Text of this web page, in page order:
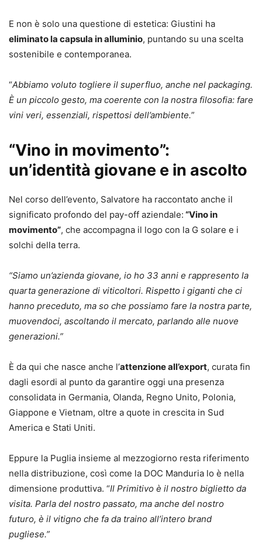
E non è solo una questione di estetica: Giustini ha
eliminato la capsula in alluminio, puntando su una scelta
sostenibile e contemporanea.
“Abbiamo voluto togliere il superfluo, anche nel packaging.
È un piccolo gesto, ma coerente con la nostra filosofia: fare
vini veri, essenziali, rispettosi dell’ambiente.”
“Vino in movimento”:
un’identità giovane e in ascolto
Nel corso dell’evento, Salvatore ha raccontato anche il
significato profondo del pay-off aziendale: “Vino in
movimento”, che accompagna il logo con la G solare e i
solchi della terra.
“Siamo un’azienda giovane, io ho 33 anni e rappresento la
quarta generazione di viticoltori. Rispetto i giganti che ci
hanno preceduto, ma so che possiamo fare la nostra parte,
muovendoci, ascoltando il mercato, parlando alle nuove
generazioni.”
È da qui che nasce anche l’attenzione all’export, curata fin
dagli esordi al punto da garantire oggi una presenza
consolidata in Germania, Olanda, Regno Unito, Polonia,
Giappone e Vietnam, oltre a quote in crescita in Sud
America e Stati Uniti.
Eppure la Puglia insieme al mezzogiorno resta riferimento
nella distribuzione, così come la DOC Manduria lo è nella
dimensione produttiva. “Il Primitivo è il nostro biglietto da
visita. Parla del nostro passato, ma anche del nostro
futuro, è il vitigno che fa da traino all’intero brand
pugliese.”